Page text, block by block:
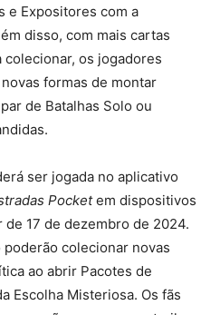
e Expositores com a
disso, com mais cartas
os jogadores
formas de montar
de Batalhas Solo ou
ser jogada no aplicativo
Pocketem dispositivos
de 17 de dezembro de 2024.
colecionar novas
ao abrir Pacotes de
Escolha Misteriosa. Os fãs